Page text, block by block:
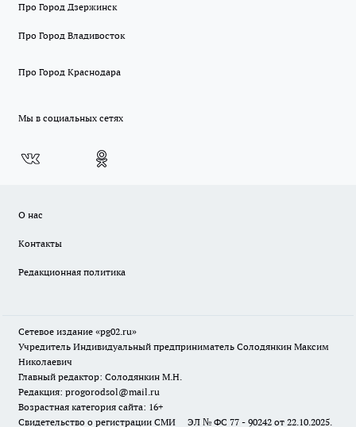
Про Город Дзержинск
Про Город Владивосток
Про Город Краснодара
Мы в социальных сетях
О нас
Контакты
Редакционная политика
Сетевое издание «pg02.ru»
Учредитель Индивидуальный предприниматель Солодянкин Максим
Николаевич
Главный редактор: Солодянкин М.Н.
Редакция: progorodsol@mail.ru
Возрастная категория сайта: 16+
Свидетельство о регистрации СМИ ЭЛ № ФС 77 - 90242 от 22.10.2025.